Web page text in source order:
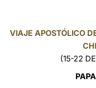
VIAJE APOSTÓLICO
(15-22